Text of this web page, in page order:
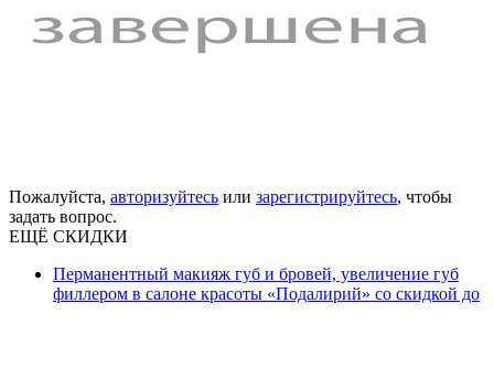
Пожалуйста, авторизуйтесь или зарегистрируйтесь, чтобы
задать вопрос.
ЕЩЁ СКИДКИ
Перманентный макияж губ и бровей, увеличение губ
филлером в салоне красоты «Подалирий» со скидкой до